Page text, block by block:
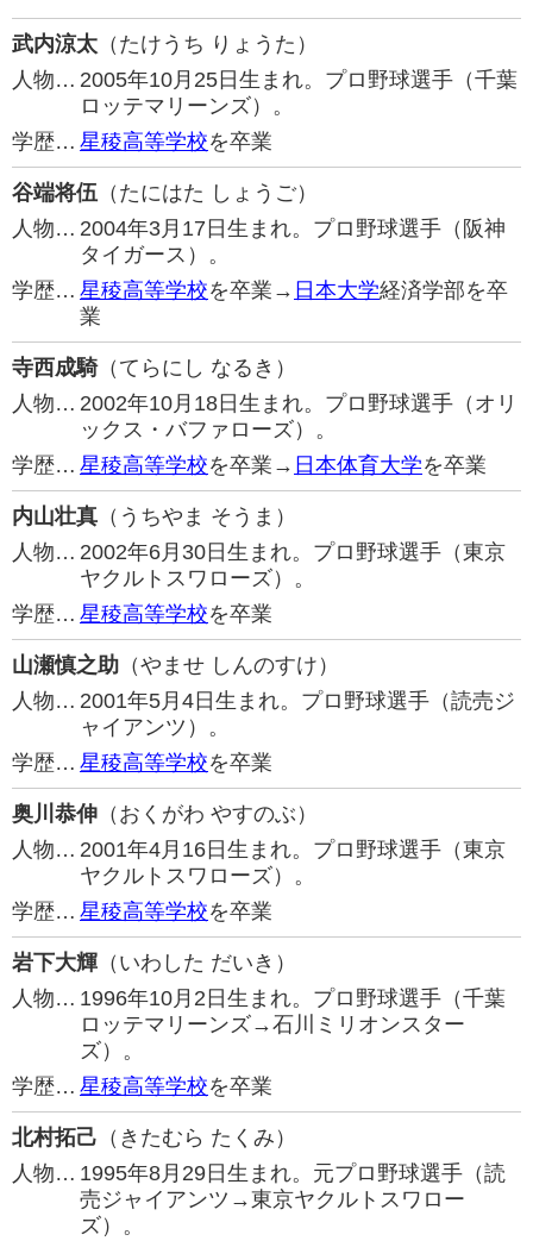
武内涼太 （たけうち りょうた）
人物… 2005年10月25日生まれ。プロ野球選手（千葉
ロッテマリーンズ）。
学歴… 星稜高等学校を卒業
谷端将伍 （たにはた しょうご）
人物… 2004年3月17日生まれ。プロ野球選手（阪神
タイガース）。
学歴… 星稜高等学校を卒業→ 日本大学経済学部を卒
業
寺西成騎（てらにし なるき）
人物… 2002年10月18日生まれ。プロ野球選手（オリ
ックス・バファローズ）。
学歴… 星稜高等学校を卒業→ 日本体育大学を卒業
内山壮真 （うちやま そうま）
人物… 2002年6月30日生まれ。プロ野球選手（東京
ヤクルトスワローズ）。
学歴… 星稜高等学校を卒業
山瀬慎之助 （やませ しんのすけ）
人物… 2001年5月4日生まれ。プロ野球選手（読売ジ
ャイアンツ）。
学歴… 星稜高等学校を卒業
奥川恭伸 （おくがわ やすのぶ）
人物… 2001年4月16日生まれ。プロ野球選手（東京
ヤクルトスワローズ）。
学歴… 星稜高等学校を卒業
岩下大輝 （いわした だいき）
人物… 1996年10月2日生まれ。プロ野球選手（千葉
ロッテマリーンズ→石川ミリオンスター
ズ）。
学歴… 星稜高等学校を卒業
北村拓己 （きたむら たくみ）
人物… 1995年8月29日生まれ。元プロ野球選手（読
売ジャイアンツ→東京ヤクルトスワロー
ズ）。